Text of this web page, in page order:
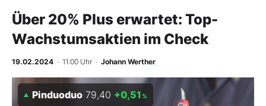
Anlageprodukte
Finanz-Check
BO-Musterdepots
Über 20% Plus erwartet: Top-
Wachstumsaktien im Check
19.02.2024 · 11:00 Uhr · Johann Werther
Pinduoduo 79,40 +0,51 %